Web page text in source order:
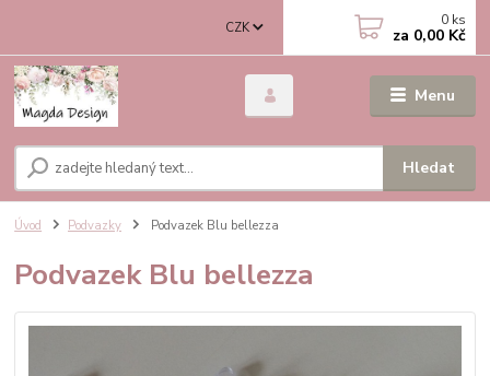
Menu
CZK
Hledat
0 ks
za 0,00 Kč
Úvod Podvazky Podvazek Blu bellezza
Podvazek Blu bellezza